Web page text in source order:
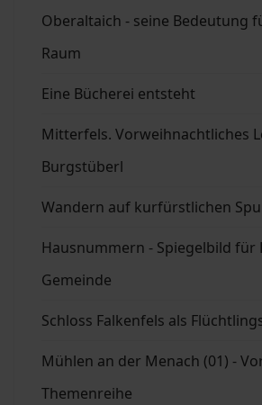
Oberaltaich - seine Bedeutung
Raum
Eine Bücherei entsteht
Mitterfels. Vorweihnachtliches
Burgstüberl
Wandern auf kurfürstlichen
Hausnummern - Spiegelbild für
Gemeinde
Schloss Falkenfels als
Mühlen an der Menach (01) -
Themenreihe